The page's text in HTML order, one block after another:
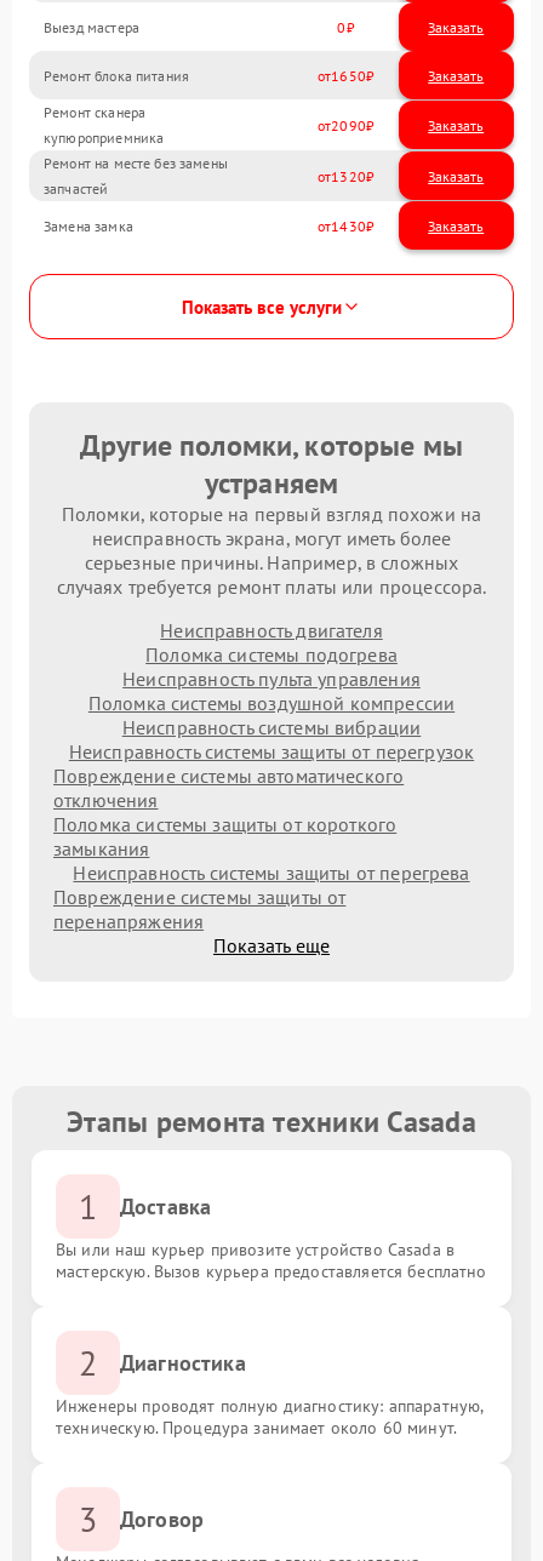
Выезд мастера 0 Заказать
Ремонт блока питания 1650
Ремонт сканера
купюроприемника
2090
Ремонт на месте без замены
запчастей
1320
Замена замка 1430
Показать все услуги
Другие поломки, которые мы
устраняем
Поломки, которые на первый взгляд похожи на
неисправность экрана, могут иметь более
серьезные причины. Например, в сложных
случаях требуется ремонт платы или процессора.
Неисправность двигателя
Поломка системы подогрева
Неисправность пульта управления
Поломка системы воздушной компрессии
Неисправность системы вибрации
Неисправность системы защиты от перегрузок
Повреждение системы автоматического
отключения
Поломка системы защиты от короткого
замыкания
Неисправность системы защиты от перегрева
Повреждение системы защиты от
перенапряжения
Показать еще
Этапы ремонта техники Casada
1 Доставка
Вы или наш курьер привозите устройство Casada в
мастерскую. Вызов курьера предоставляется бесплатно
2 Диагностика
Инженеры проводят полную диагностику: аппаратную,
техническую. Процедура занимает около 60 минут.
3 Договор